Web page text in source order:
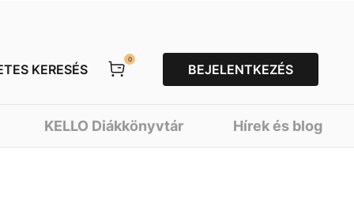
KERESÉS
0
BEJELENTKEZÉS
KELLO Diákkönyvtár Hírek és blog